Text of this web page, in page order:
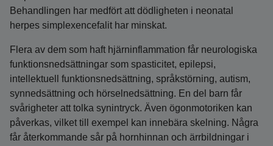
Behandlingen har medfört att dödligheten i neonatal
herpes simplexencefalit har minskat.
Flera av dem som haft hjärninflammation får neurologiska
funktionsnedsättningar som spasticitet, epilepsi,
intellektuell funktionsnedsättning, språkstörning, autism,
synnedsättning och hörselnedsättning. En del barn får
svårigheter att tolka synintryck. Även ögonmotoriken kan
påverkas, vilket till exempel kan innebära skelning. Några
får återkommande sår på hornhinnan och ärrbildningar i